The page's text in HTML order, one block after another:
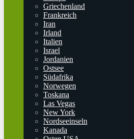
Griechenland
Frankreich
Iran
Irland
Italien
Israel
Jordanien
Ostsee
Südafrika
Norwegen
Toskana
Las Vegas
New York
Nordseeinseln
Kanada